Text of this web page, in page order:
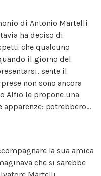
di Antonio Martelli
ha deciso di
che qualcuno
il giorno del
sente il
non sono ancora
Alfio le propone una
apparenze: potrebbero...
la sua amica
che si sarebbe